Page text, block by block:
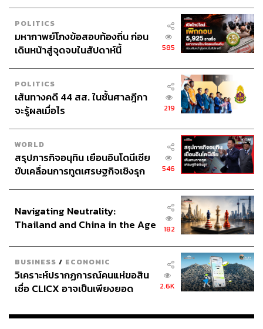
POLITICS
มหากาพย์โกงข้อสอบท้องถิ่น ก่อน
เดินหน้าสู่จุดจบในสัปดาห์นี้
585
POLITICS
เส้นทางคดี 44 สส. ในชั้นศาลฎีกา
จะรู้ผลเมื่อไร
219
WORLD
สรุปภารกิจอนุทิน เยือนอินโดนีเซีย
ขับเคลื่อนการทูตเศรษฐกิจเชิงรุก
546
Navigating Neutrality:
Thailand and China in the Age
182
BUSINESS / ECONOMIC
วิเคราะห์ปรากฏการณ์คนแห่ขอสิน
เชื่อ CLICX อาจเป็นเพียงยอด
เรือนไทยที่ถูกซุกไว้
2.6K